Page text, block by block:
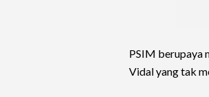
PSIM berupaya
Vidal yang tak